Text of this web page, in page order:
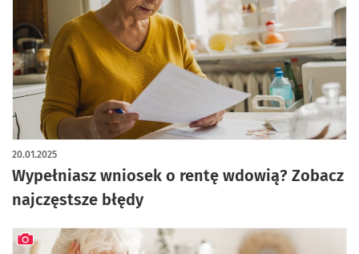
Wypełniasz wniosek o rentę wdowią? Zobacz
najczęstsze błędy
20.01.2025
artykuł z galerią zdjęć